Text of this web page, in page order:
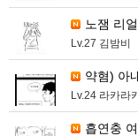
노잼 리
Lv.27 김밤비
약혐) 아
Lv.24 라카라
흡연충